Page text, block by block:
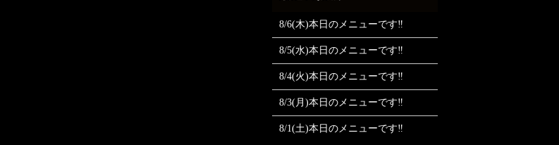
8/6(木)本日のメニューです‼️
8/5(水)本日のメニューです‼️
8/4(火)本日のメニューです‼️
8/3(月)本日のメニューです‼️
8/1(土)本日のメニューです‼️